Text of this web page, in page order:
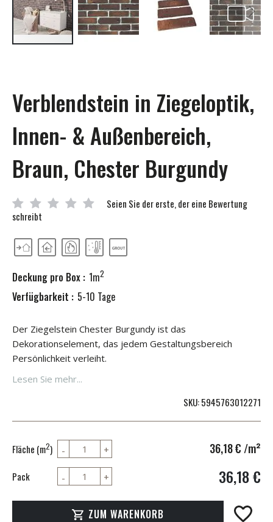
springen
Verblendstein in Ziegeloptik,
Innen- & Außenbereich,
Braun, Chester Burgundy
Seien Sie der erste, der eine Bewertung
schreibt
Deckung pro Box : 1m2
Verfügbarkeit : 5-10 Tage
Der Ziegelstein Chester Burgundy ist das
Dekorationselement, das jedem Gestaltungsbereich
Persönlichkeit verleiht.
Lesen Sie mehr...
SKU 5945763012271
Fläche (m2) 36,18 € /m²
36,18 €
Pack
ZUM WARENKORB